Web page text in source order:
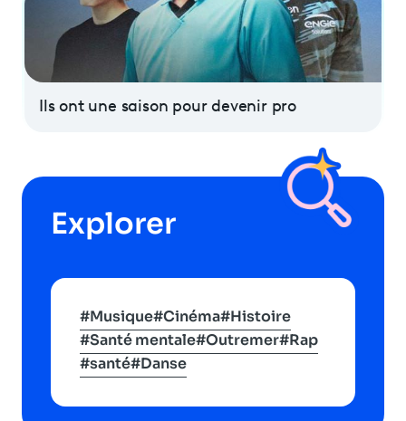
Ils ont une saison pour devenir pro
Explorer
#Musique#Cinéma#Histoire
#Santé mentale#Outremer#Rap
#santé#Danse